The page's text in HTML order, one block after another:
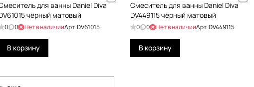
для ванны Daniel Diva
чёрный матовый
0 0 Нет в наличииАрт.DV61015
В корзину
Смеситель для ванны Daniel Diva
DV449115 чёрный матовый
0 0 Нет в наличииАрт.DV449115
В корзину